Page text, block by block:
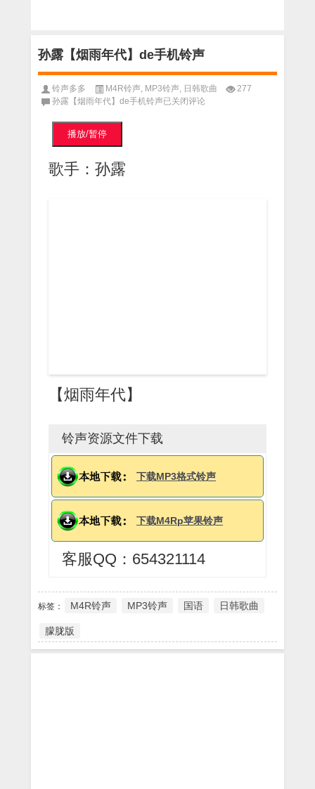
孙露【烟雨年代】de手机铃声
铃声多多 M4R铃声 MP3铃声 日韩歌曲
277
孙露【烟雨年代】de手机铃声已关闭评论
播放/暂停
歌手：孙露
【烟雨年代】
铃声资源文件下载
下载MP3格式铃声
下载M4Rp苹果铃声
客服QQ：654321114
标签： M4R铃声 MP3铃声 国语 日韩歌曲
朦胧版